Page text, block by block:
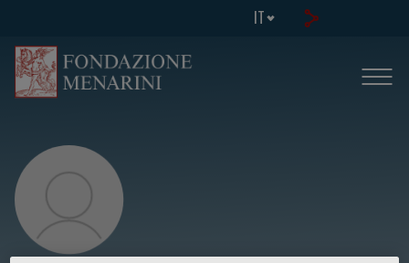
IT